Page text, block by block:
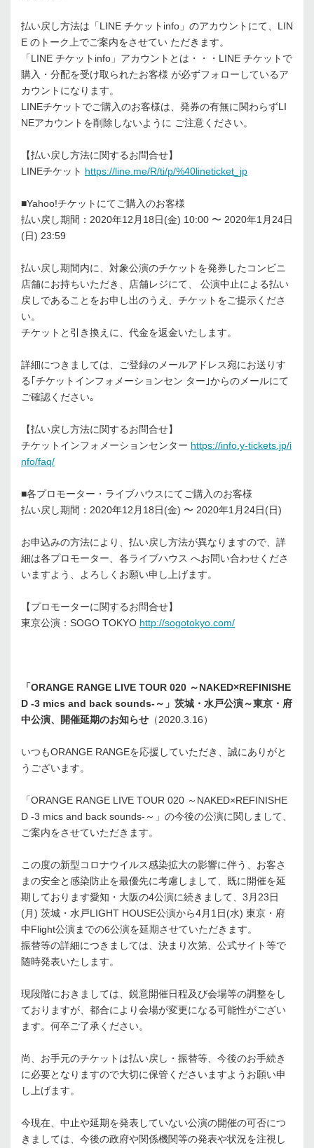
払い戻し⽅法は「LINE チケットinfo」のアカウントにて、LIN
E のトーク上でご案内をさせてい ただきます。
「LINE チケットinfo」アカウントとは・・・LINE チケットで
購⼊・分配を受け取られたお客様 が必ずフォローしているア
カウントになります。
LINEチケットでご購⼊のお客様は、発券の有無に関わらずLI
NEアカウントを削除しないように ご注意ください。
【払い戻し⽅法に関するお問合せ】
LINEチケット https://line.me/R/ti/p/%40lineticket_jp
■Yahoo!チケットにてご購⼊のお客様
払い戻し期間：2020年12⽉18⽇(⾦) 10:00 〜 2020年1⽉24⽇
(⽇) 23:59
払い戻し期間内に、対象公演のチケットを発券したコンビニ
店舗にお持ちいただき、店舗レジにて、 公演中⽌による払い
戻しであることをお申し出のうえ、チケットをご提⽰くださ
い。
チケットと引き換えに、代⾦を返⾦いたします。
詳細につきましては、ご登録のメールアドレス宛にお送りす
る｢チケットインフォメーションセン ター｣からのメールにて
ご確認ください｡
【払い戻し⽅法に関するお問合せ】
チケットインフォメーションセンター https://info.y-tickets.jp/i
nfo/faq/
■各プロモーター・ライブハウスにてご購⼊のお客様
払い戻し期間：2020年12⽉18⽇(⾦) 〜 2020年1⽉24⽇(⽇)
お申込みの⽅法により、払い戻し⽅法が異なりますので、詳
細は各プロモーター、各ライブハウス へお問い合わせくださ
いますよう、よろしくお願い申し上げます。
【プロモーターに関するお問合せ】
東京公演：SOGO TOKYO http://sogotokyo.com/
「ORANGE RANGE LIVE TOUR 020 ～NAKED×REFINISHE
D -3 mics and back sounds-～」茨城・水戸公演～東京・府
中公演、開催延期のお知らせ （2020.3.16）
いつもORANGE RANGEを応援していただき、誠にありがと
うございます。
「ORANGE RANGE LIVE TOUR 020 ～NAKED×REFINISHE
D -3 mics and back sounds-～」の今後の公演に関しまして、
ご案内をさせていただきます。
この度の新型コロナウイルス感染拡大の影響に伴う、お客さ
まの安全と感染防止を最優先に考慮しまして、既に開催を延
期しております愛知・大阪の4公演に続きまして、3月23日
(月) 茨城・水戸LIGHT HOUSE公演から4月1日(水) 東京・府
中Flight公演までの6公演を延期させていただきます。
振替等の詳細につきましては、決まり次第、公式サイト等で
随時発表いたします。
現段階におきましては、鋭意開催日程及び会場等の調整をし
ておりますが、都合により会場が変更になる可能性がござい
ます。何卒ご了承ください。
尚、お手元のチケットは払い戻し・振替等、今後のお手続き
に必要となりますので大切に保管くださいますようお願い申
し上げます。
今現在、中止や延期を発表していない公演の開催の可否につ
きましては、今後の政府や関係機関等の発表や状況を注視し